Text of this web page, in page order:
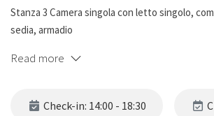
Stanza 3 Camera singola con letto singolo,
sedia, armadio
Appartamento con ingresso ampio, cucina
bagni di cui uno finestrato ed uno no, zona
Read more
Check-in: 14:00 - 18:30